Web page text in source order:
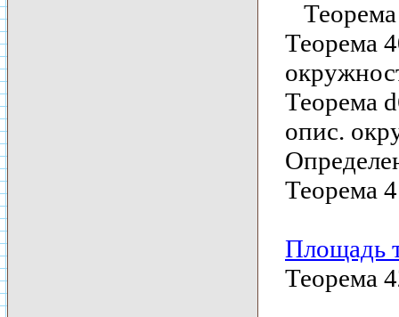
Теорема
Теорема
опис.
Теорема
Площадь
Теорема